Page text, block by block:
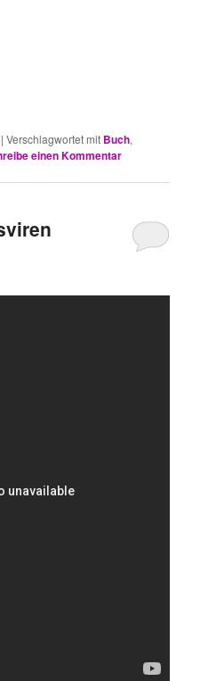
|Verschlagwortet mit Buch,
einen Kommentar